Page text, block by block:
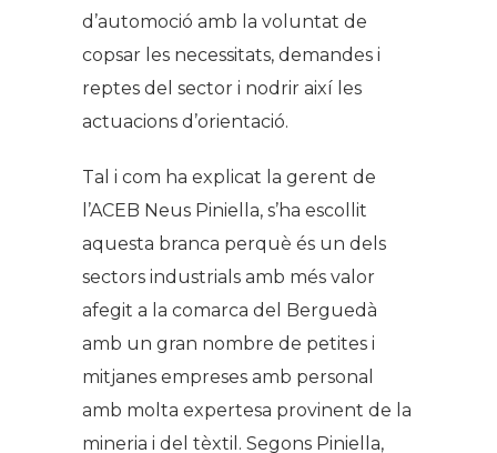
d’automoció amb la voluntat de
copsar les necessitats, demandes i
reptes del sector i nodrir així les
actuacions d’orientació.
Tal i com ha explicat la gerent de
l’ACEB Neus Piniella, s’ha escollit
aquesta branca perquè és un dels
sectors industrials amb més valor
afegit a la comarca del Berguedà
amb un gran nombre de petites i
mitjanes empreses amb personal
amb molta expertesa provinent de la
mineria i del tèxtil. Segons Piniella,